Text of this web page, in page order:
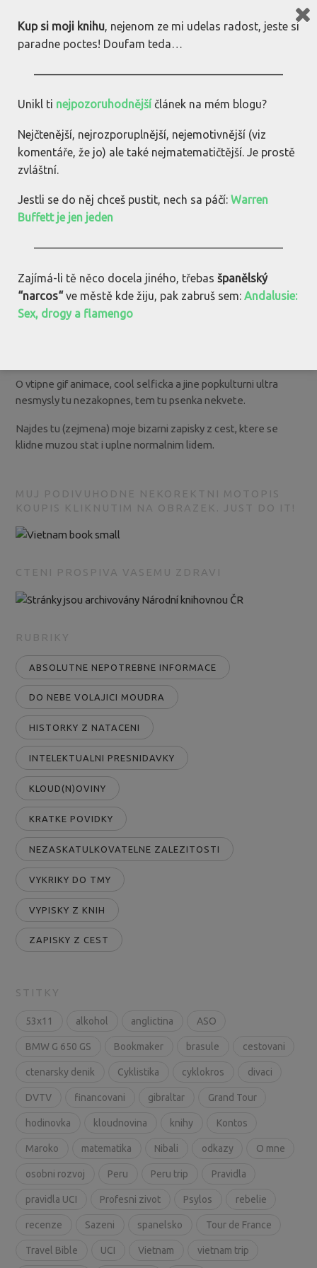
bez(dia)kritiky.cz
Vytvory se stitkem :"moto
cestovani"
DO NEBE VOLAJICI MOUDRA
Manual pro motocestovatele Kdo nechce byt na svem ...
O vtipne gif animace, cool selficka a jine popkulturni ultra
nesmysly tu nezakopnes, tem tu psenka nekvete.
Najdes tu (zejmena) moje bizarni zapisky z cest, ktere se
klidne muzou stat i uplne normalnim lidem.
MUJ PODIVUHODNE NEKOREKTNI MOTOPIS
KOUPIS KLIKNUTIM NA OBRAZEK. JUST DO IT!
CTENI PROSPIVA VASEMU ZDRAVI
RUBRIKY
ABSOLUTNE NEPOTREBNE INFORMACE
DO NEBE VOLAJICI MOUDRA
HISTORKY Z NATACENI
INTELEKTUALNI PRESNIDAVKY
KLOUD(N)OVINY
KRATKE POVIDKY
NEZASKATULKOVATELNE ZALEZITOSTI
VYKRIKY DO TMY
VYPISKY Z KNIH
ZAPISKY Z CEST
STITKY
53x11 alkohol anglictina ASO
BMW G 650 GS Bookmaker brasule cestovani
ctenarsky denik Cyklistika cyklokros divaci
DVTV financovani gibraltar Grand Tour
hodinovka kloudnovina knihy Kontos
Maroko matematika Nibali odkazy O mne
osobni rozvoj Peru Peru trip Pravidla
pravidla UCI Profesni zivot Psylos rebelie
recenze Sazeni spanelsko Tour de France
Travel Bible UCI Vietnam vietnam trip
Kup si moji knihu, nejenom ze mi udelas radost, jeste si
paradne poctes! Doufam teda…
——————————————————————
Unikl ti nejpozoruhodnějšíčlánek na mém blogu?
Nejčtenější, nejrozporuplnější, nejemotivnější (viz
komentáře, že jo) ale také nejmatematičtější. Je prostě
zvláštní.
Jestli se do něj chceš pustit, nech sa páčí: Warren
Buffett je jen jeden
——————————————————————
Zajímá-li tě něco docela jiného, třebas španělský
“narcos“ve městě kde žiju, pak zabruš sem: Andalusie:
Sex, drogy a flamengo